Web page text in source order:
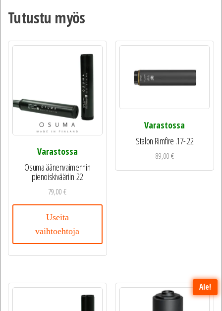
Tutustu myös
Varastossa
Osuma äänenvaimennin
pienoiskivääriin .22
79,00€
Useita
vaihtoehtoja
Varastossa
Stalon Rimfire .17-.22
89,00€
Ale!